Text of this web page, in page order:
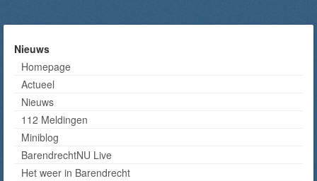
Nieuws
Homepage
Actueel
Nieuws
112 Meldingen
Miniblog
BarendrechtNU Live
Het weer in Barendrecht